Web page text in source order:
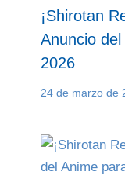
¡Shirotan
Anuncio
2026
24 de marzo de